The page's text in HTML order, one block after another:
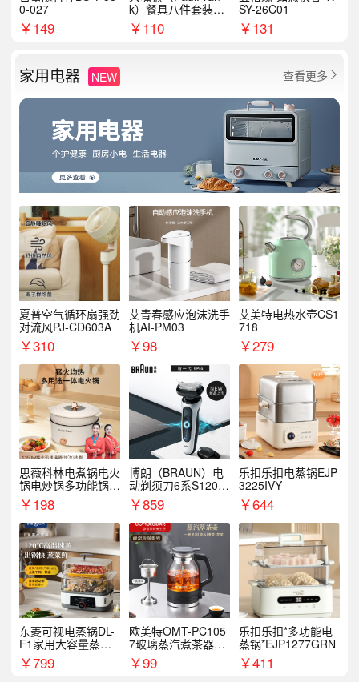
0-027
￥149
k）餐具八件套装HC
T6007
￥110
SY-26C01
￥131
家用电器 NEW 查看更多 
夏普空气循环扇强劲
对流风PJ-CD603A
￥310
艾青春感应泡沫洗手
机AI-PM03
￥98
艾美特电热水壶CS1
718
￥279
思薇科林电煮锅电火
锅电炒锅多功能锅电
热锅泡面小电锅
￥198
博朗（BRAUN）电
动剃须刀6系S1200
S￥859
乐扣乐扣电蒸锅EJP
3225IVY
￥644
东菱可视电蒸锅DL-
F1家用大容量蒸炖
锅
￥799
欧美特OMT-PC105
7玻璃蒸汽煮茶器黑
茶泡茶具茶壶花茶壶
￥99
乐扣乐扣*多功能电
蒸锅*EJP1277GRN
￥411